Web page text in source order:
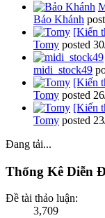
Bảo Khánh
[Kiến
Tomy posted
midi_stock49
[Kiến
Tomy posted
[Kiến
Tomy posted
Đang tải...
Thống Kê Diễn
Đề tài thảo luận:
3,709